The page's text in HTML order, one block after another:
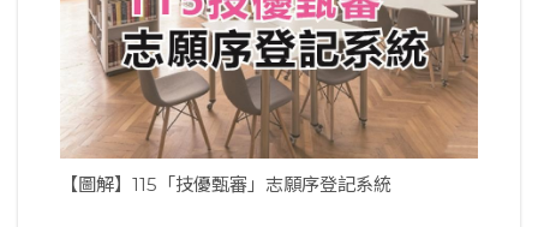
【圖解】115「技優甄審」志願序登記系統